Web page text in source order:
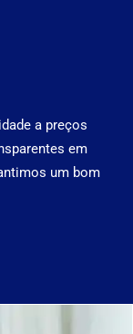
a preços
em
um bom